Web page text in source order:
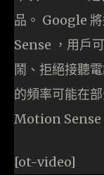
品。 Google
Sense ，用戶
鬧、拒絕接聽
的頻率可能在
Motion Sense
[ot-video]